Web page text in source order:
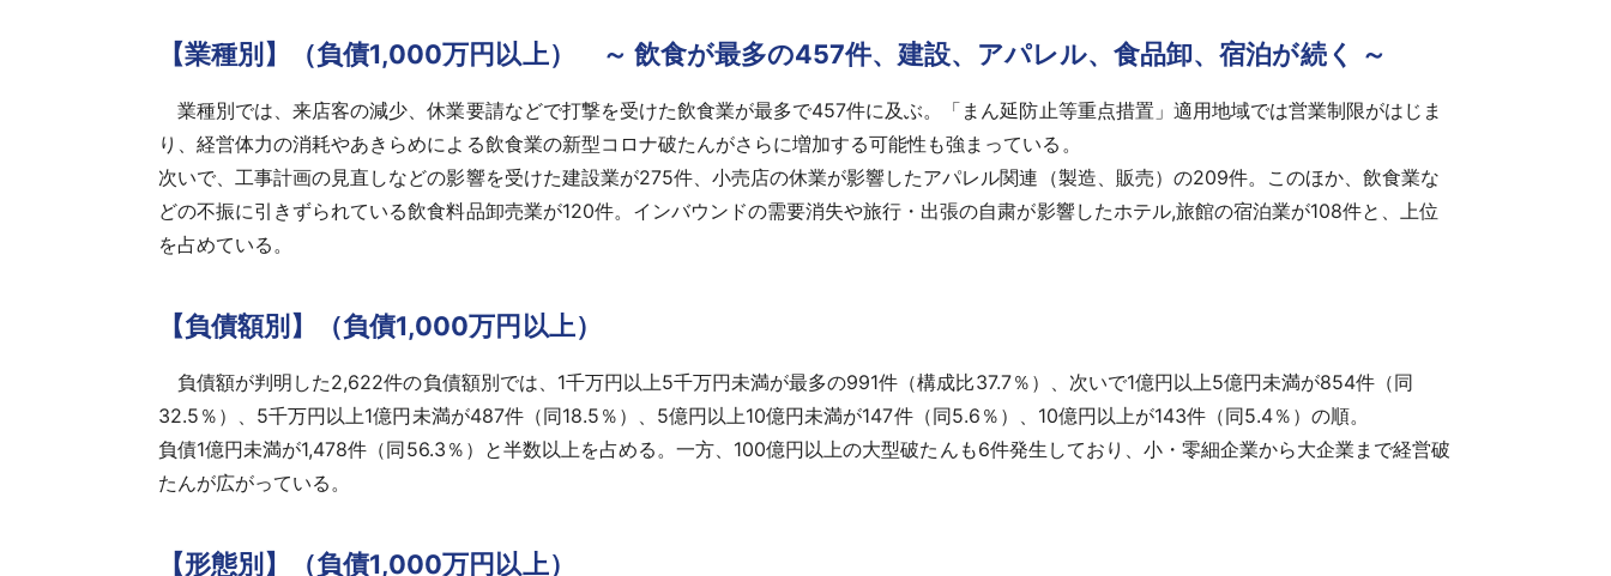
【業種別】（負債1,000万円以上） ～ 飲食が最多の457件、建設、アパレル、食品卸、宿泊が続く ～
業種別では、来店客の減少、休業要請などで打撃を受けた飲食業が最多で457件に及ぶ。「まん延防止等重点措置」適用地域では営業制限がはじま
り、経営体力の消耗やあきらめによる飲食業の新型コロナ破たんがさらに増加する可能性も強まっている。
次いで、工事計画の見直しなどの影響を受けた建設業が275件、小売店の休業が影響したアパレル関連（製造、販売）の209件。このほか、飲食業な
どの不振に引きずられている飲食料品卸売業が120件。インバウンドの需要消失や旅行・出張の自粛が影響したホテル,旅館の宿泊業が108件と、上位
を占めている。
【負債額別】（負債1,000万円以上）
負債額が判明した2,622件の負債額別では、1千万円以上5千万円未満が最多の991件（構成比37.7％）、次いで1億円以上5億円未満が854件（同
32.5％）、5千万円以上1億円未満が487件（同18.5％）、5億円以上10億円未満が147件（同5.6％）、10億円以上が143件（同5.4％）の順。
負債1億円未満が1,478件（同56.3％）と半数以上を占める。一方、100億円以上の大型破たんも6件発生しており、小・零細企業から大企業まで経営破
たんが広がっている。
【形態別】（負債1,000万円以上）